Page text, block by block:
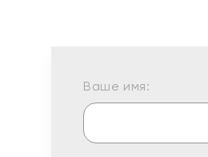
Ваше имя: